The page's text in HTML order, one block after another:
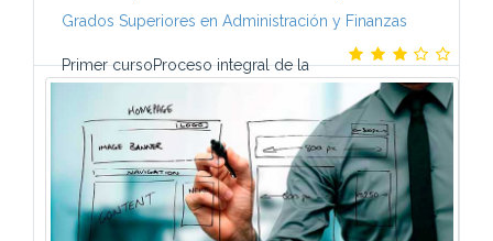
Grados Superiores en Administración y Finanzas
Primer cursoProceso integral de la
actividad comercialComunicación y atención al
clienteInglésOfimática y proceso de
informaciónRR.HH. y responsabilidad social...